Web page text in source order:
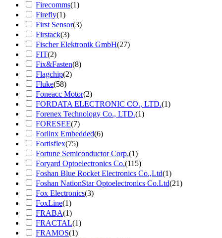
Firecomms(1)
Firefly(1)
First Sensor(3)
Firstack(3)
Fischer Elektronik GmbH(27)
FIT(2)
Fix&Fasten(8)
Flagchip(2)
Fluke(58)
Foneacc Motor(2)
FORDATA ELECTRONIC CO., LTD.(1)
Forenex Technology Co., LTD.(1)
FORESEE(7)
Forlinx Embedded(6)
Fortisflex(75)
Fortune Semiconductor Corp.(1)
Foryard Optoelectronics Co.(115)
Foshan Blue Rocket Electronics Co.,Ltd(1)
Foshan NationStar Optoelectronics Co.Ltd(21)
Fox Electronics(3)
FoxLine(1)
FRABA(1)
FRACTAL(1)
FRAMOS(1)